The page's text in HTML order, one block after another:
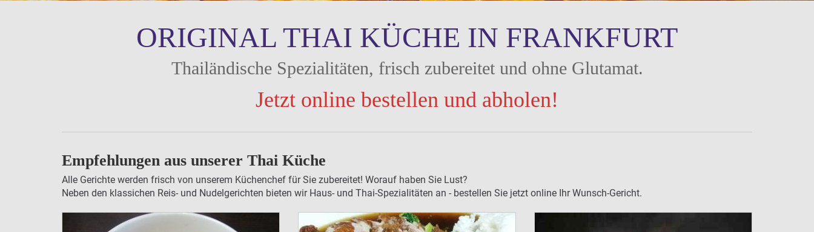
ORIGINAL THAI KÜCHE IN FRANKFURT
Thailändische Spezialitäten, frisch zubereitet und ohne Glutamat.
Jetzt online bestellen und abholen!
Empfehlungen aus unserer Thai Küche
Alle Gerichte werden frisch von unserem Küchenchef für Sie zubereitet! Worauf haben Sie Lust?
Neben den klassichen Reis- und Nudelgerichten bieten wir Haus- und Thai-Spezialitäten an - bestellen Sie jetzt online Ihr Wunsch-Gericht.